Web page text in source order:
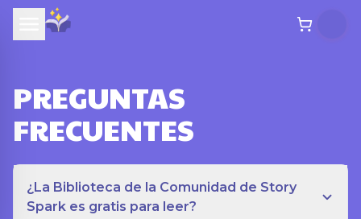
PREGUNTAS
FRECUENTES
¿La Biblioteca de la Comunidad de Story
Spark es gratis para leer?